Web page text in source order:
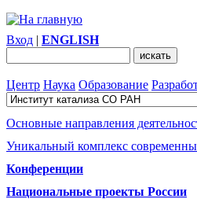
Вход | ENGLISH
Центр Наука Образование
Основные направления
Уникальный комплекс
Конференции
Национальные проекты России